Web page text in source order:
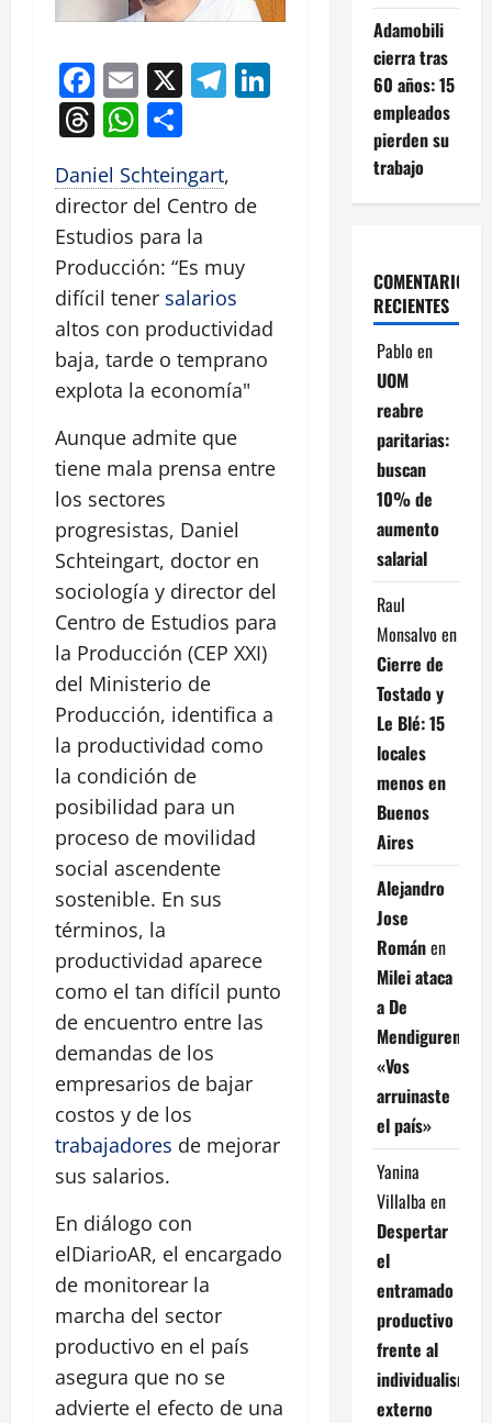
Facebook
Email
X Telegram
LinkedIn
Threads
WhatsApp
Daniel Schteingart,
director del Centro de
Estudios para la
Producción: “Es muy
difícil tener salarios
altos con productividad
baja, tarde o temprano
explota la economía"
Aunque admite que
tiene mala prensa entre
los sectores
progresistas, Daniel
Schteingart, doctor en
sociología y director del
Centro de Estudios para
la Producción (CEP XXI)
del Ministerio de
Producción, identifica a
la productividad como
la condición de
posibilidad para un
proceso de movilidad
social ascendente
sostenible. En sus
términos, la
productividad aparece
como el tan difícil punto
de encuentro entre las
demandas de los
empresarios de bajar
costos y de los
trabajadores de mejorar
sus salarios.
En diálogo con
elDiarioAR, el encargado
de monitorear la
marcha del sector
productivo en el país
asegura que no se
advierte el efecto de una
Adamobili
cierra tras
60 años: 15
empleados
pierden su
trabajo
COMENTARIOS
RECIENTES
Pablo en
UOM
reabre
paritarias:
buscan
10% de
aumento
salarial
Raul
Monsalvo en
Cierre de
Tostado y
Le Blé: 15
locales
menos en
Buenos
Aires
Alejandro
Jose
Románen
Milei ataca
a De
Mendiguren:
«Vos
arruinaste
el país»
Yanina
Villalba en
Despertar
el
entramado
productivo
frente al
individualismo
externo